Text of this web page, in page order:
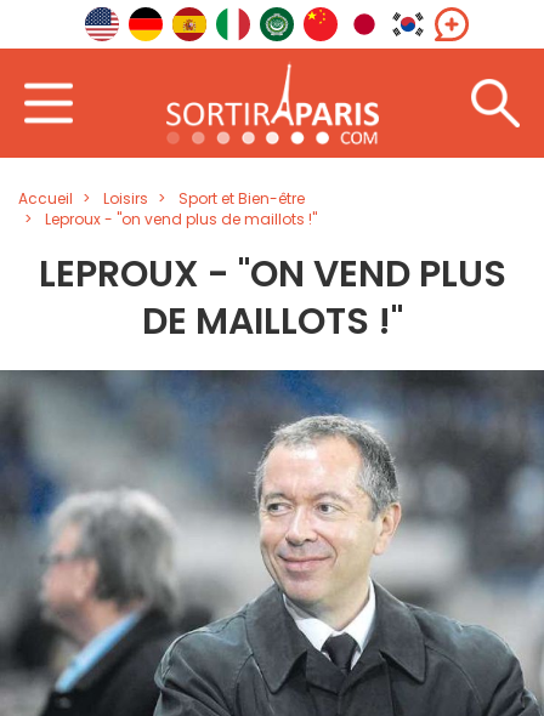
Accueil Loisirs
Sport et Bien-être
Leproux - "on vend plus de maillots !"
LEPROUX - "ON VEND PLUS
DE MAILLOTS !"